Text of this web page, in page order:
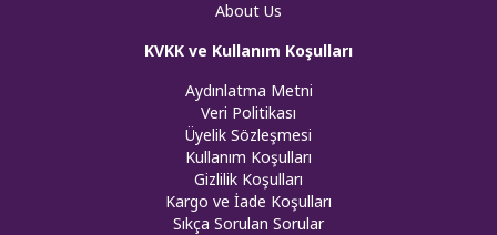
About Us
KVKK ve Kullanım Koşulları
Aydınlatma Metni
Veri Politikası
Üyelik Sözleşmesi
Kullanım Koşulları
Gizlilik Koşulları
Kargo ve İade Koşulları
Sıkça Sorulan Sorular